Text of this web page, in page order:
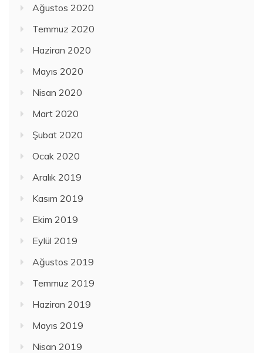
Ağustos 2020
Temmuz 2020
Haziran 2020
Mayıs 2020
Nisan 2020
Mart 2020
Şubat 2020
Ocak 2020
Aralık 2019
Kasım 2019
Ekim 2019
Eylül 2019
Ağustos 2019
Temmuz 2019
Haziran 2019
Mayıs 2019
Nisan 2019